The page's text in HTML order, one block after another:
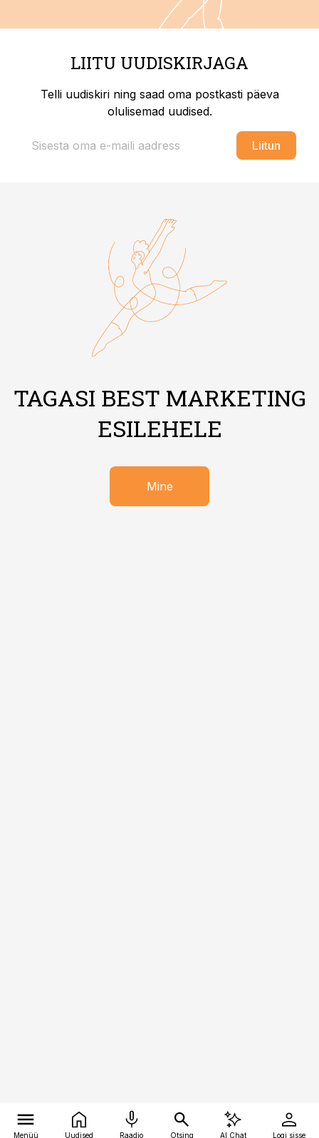
LIITU UUDISKIRJAGA
Telli uudiskiri ning saad oma postkasti päeva
olulisemad uudised.
Liitun
TAGASI BEST MARKETING
ESILEHELE
Mine
Menüü Uudised Raadio Otsing AI Chat Logi sisse